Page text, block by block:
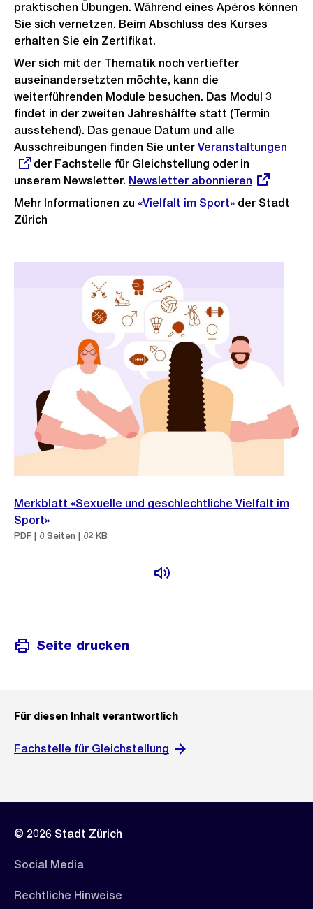
praktischen Übungen. Während eines Apéros können
Sie sich vernetzen. Beim Abschluss des Kurses
erhalten Sie ein Zertifikat.
Wer sich mit der Thematik noch vertiefter
auseinandersetzten möchte, kann die
weiterführenden Module besuchen. Das Modul 3
findet in der zweiten Jahreshälfte statt (Termin
ausstehend). Das genaue Datum und alle
Ausschreibungen finden Sie unter Externer
Link:
Veranstaltungen
der Fachstelle für Gleichstellung oder in
unserem Newsletter. Externer
Link:
Newsletter abonnieren
Mehr Informationen zu «Vielfalt im Sport» der Stadt
Zürich
Merkblatt «Sexuelle und geschlechtliche Vielfalt im
Sport»
PDF | 8 Seiten | 82 KB
Seite drucken
Für diesen Inhalt verantwortlich
Fachstelle für Gleichstellung
© 2026 Stadt Zürich
Social Media
Rechtliche Hinweise